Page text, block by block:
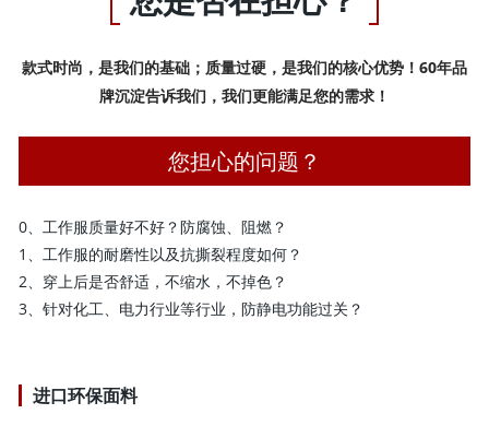
款式时尚，是我们的基础；质量过硬，是我们的核心优势！60年品
牌沉淀告诉我们，我们更能满足您的需求！
您担心的问题？
0、工作服质量好不好？防腐蚀、阻燃？
1、工作服的耐磨性以及抗撕裂程度如何？
2、穿上后是否舒适，不缩水，不掉色？
3、针对化工、电力行业等行业，防静电功能过关？
进口环保面料